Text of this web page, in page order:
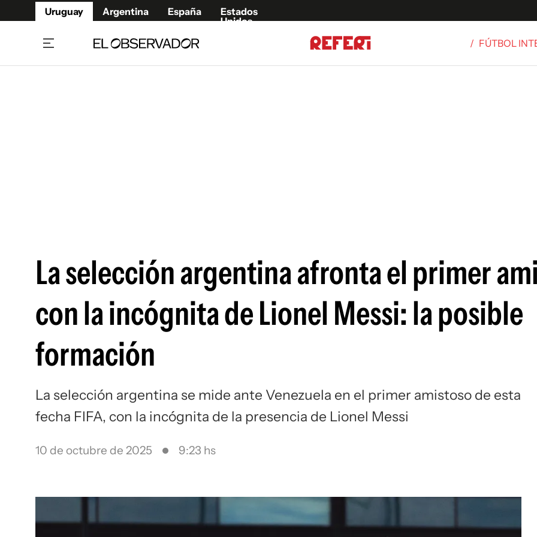
Uruguay Argentina España
Estados
Unidos
/ FÚTBOL
La selección argentina afronta el primer
con la incógnita de Lionel Messi: la posible
formación
La selección argentina se mide ante Venezuela en el primer amistoso de esta
fecha FIFA, con la incógnita de la presencia de Lionel Messi
10 de octubre de 2025 9:23 hs